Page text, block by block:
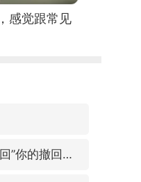
感觉跟常见
微信又有新功能，你可以“撤回”你的撤回了！